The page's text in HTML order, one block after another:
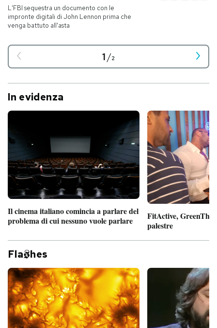
L'FBI sequestra un documento con le
impronte digitali di John Lennon prima che
venga battuto all'asta
1/2
In evidenza
Il cinema italiano comincia a parlare del
problema di cui nessuno vuole parlare
FitActive,
palestre
Fla hes